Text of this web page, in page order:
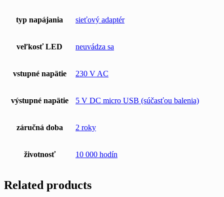
typ napájania sieťový adaptér
veľkosť LED neuvádza sa
vstupné napätie 230 V AC
výstupné napätie 5 V DC micro USB (súčasťou balenia)
záručná doba 2 roky
životnosť 10 000 hodín
Related products